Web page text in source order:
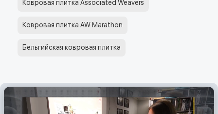
Ковровая плитка Associated Weavers
Ковровая плитка AW Marathon
Бельгийская ковровая плитка